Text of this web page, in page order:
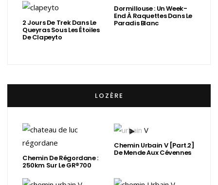
2 Jours De Trek Dans Le
Queyras Sous Les Étoiles
De Clapeyto
Dormillouse : Un Week-
End À Raquettes Dans Le
Paradis Blanc
LOZÈRE
Chemin De Régordane :
250km Sur Le GR®700
Chemin Urbain V [Part.2]
De Mende Aux Cévennes